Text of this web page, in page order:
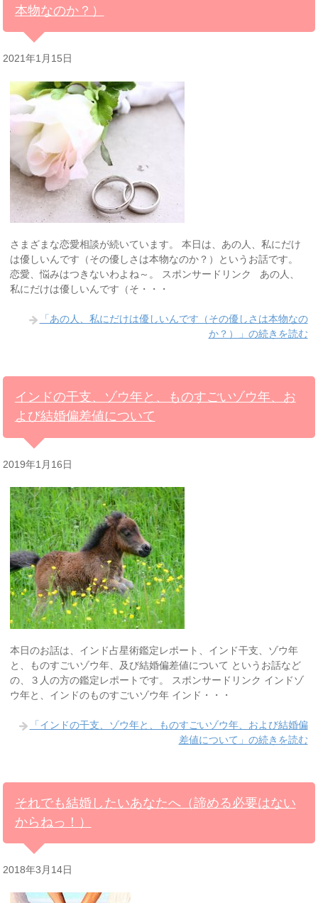
本物なのか？）
2021年1月15日
さまざまな恋愛相談が続いています。 本日は、あの人、私にだけ
は優しいんです（その優しさは本物なのか？）というお話です。
恋愛、悩みはつきないわよね～。 スポンサードリンク あの人、
私にだけは優しいんです（そ・・・
「あの人、私にだけは優しいんです（その優しさは本物なの
か？）」の続きを読む
インドの干支、ゾウ年と、ものすごいゾウ年、お
よび結婚偏差値について
2019年1月16日
本日のお話は、インド占星術鑑定レポート、インド干支、ゾウ年
と、ものすごいゾウ年、及び結婚偏差値について というお話など
の、３人の方の鑑定レポートです。 スポンサードリンク インドゾ
ウ年と、インドのものすごいゾウ年 インド・・・
「インドの干支、ゾウ年と、ものすごいゾウ年、および結婚偏
差値について」の続きを読む
それでも結婚したいあなたへ（諦める必要はない
からねっ！）
2018年3月14日